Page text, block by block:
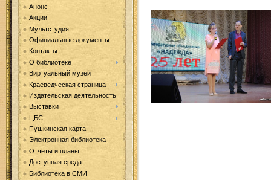
Анонс
Акции
Мультстудия
Официальные документы
Контакты
О библиотеке
Виртуальный музей
Краеведческая страница
Издательская деятельность
Выставки
ЦБС
Пушкинская карта
Электронная библиотека
Отчеты и планы
Доступная среда
Библиотека в СМИ